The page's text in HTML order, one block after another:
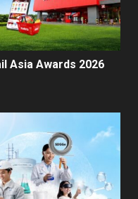
Asia Awards 2026